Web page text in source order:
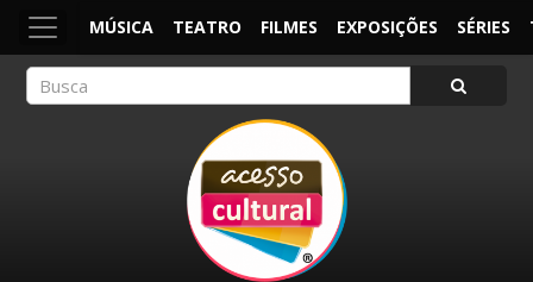
MÚSICA TEATRO FILMES EXPOSIÇÕES SÉRIES